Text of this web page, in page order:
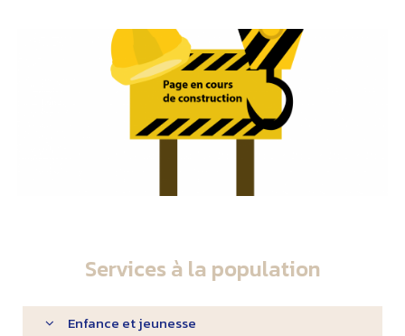
Services à la population
Enfance et jeunesse